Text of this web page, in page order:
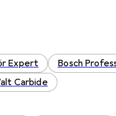
Expert
Bosch
Carbide